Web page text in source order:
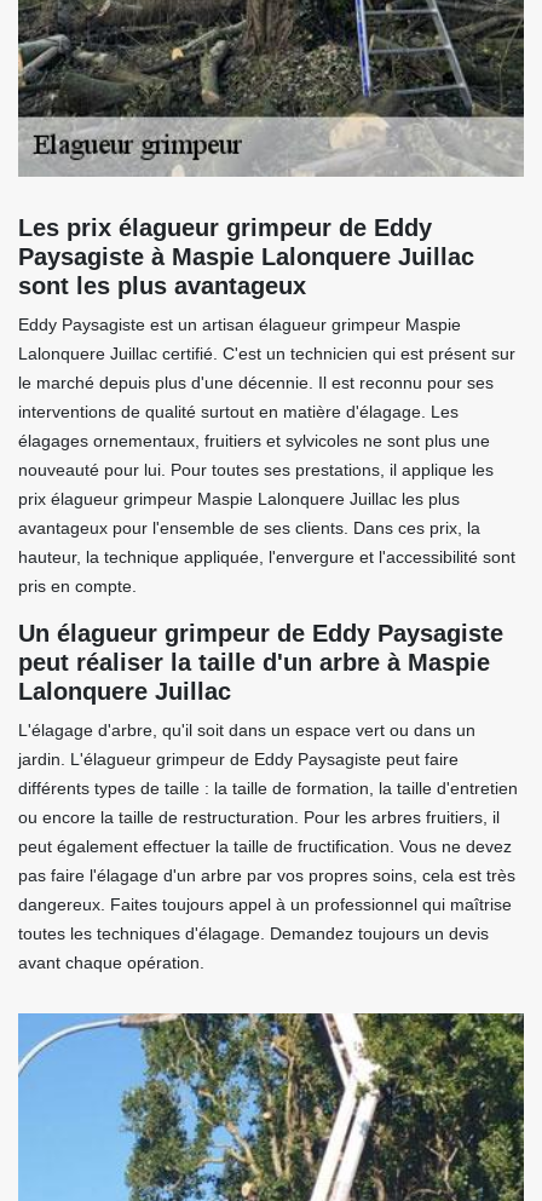
Les prix élagueur grimpeur de Eddy
Paysagiste à Maspie Lalonquere Juillac
sont les plus avantageux
Eddy Paysagiste est un artisan élagueur grimpeur Maspie
Lalonquere Juillac certifié. C'est un technicien qui est présent sur
le marché depuis plus d'une décennie. Il est reconnu pour ses
interventions de qualité surtout en matière d'élagage. Les
élagages ornementaux, fruitiers et sylvicoles ne sont plus une
nouveauté pour lui. Pour toutes ses prestations, il applique les
prix élagueur grimpeur Maspie Lalonquere Juillac les plus
avantageux pour l'ensemble de ses clients. Dans ces prix, la
hauteur, la technique appliquée, l'envergure et l'accessibilité sont
pris en compte.
Un élagueur grimpeur de Eddy Paysagiste
peut réaliser la taille d'un arbre à Maspie
Lalonquere Juillac
L'élagage d'arbre, qu'il soit dans un espace vert ou dans un
jardin. L'élagueur grimpeur de Eddy Paysagiste peut faire
différents types de taille : la taille de formation, la taille d'entretien
ou encore la taille de restructuration. Pour les arbres fruitiers, il
peut également effectuer la taille de fructification. Vous ne devez
pas faire l'élagage d'un arbre par vos propres soins, cela est très
dangereux. Faites toujours appel à un professionnel qui maîtrise
toutes les techniques d'élagage. Demandez toujours un devis
avant chaque opération.